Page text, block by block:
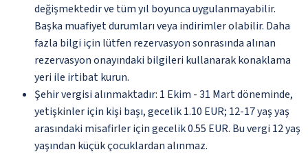
değişmektedir ve tüm yıl boyunca uygulanmayabilir.
Başka muafiyet durumları veya indirimler olabilir. Daha
fazla bilgi için lütfen rezervasyon sonrasında alınan
rezervasyon onayındaki bilgileri kullanarak konaklama
yeri ile irtibat kurun.
Şehir vergisi alınmaktadır: 1 Ekim - 31 Mart döneminde,
yetişkinler için kişi başı, gecelik 1.10 EUR; 12-17 yaş yaş
arasındaki misafirler için gecelik 0.55 EUR. Bu vergi 12 yaş
yaşından küçük çocuklardan alınmaz.